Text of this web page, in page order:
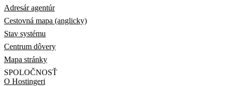
Adresár agentúr
Cestovná mapa (anglicky)
Stav systému
Centrum dôvery
Mapa stránky
SPOLOČNOSŤ
O Hostingeri